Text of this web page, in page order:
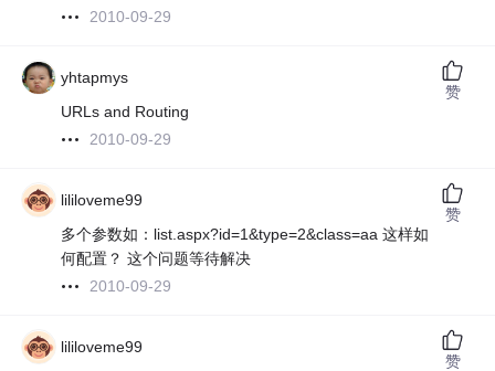
2010-09-29
yhtapmys
URLs and Routing
2010-09-29
赞
lililoveme99
多个参数如：list.aspx?id=1&type=2&class=aa 这样如
何配置？ 这个问题等待解决
2010-09-29
赞
lililoveme99
赞